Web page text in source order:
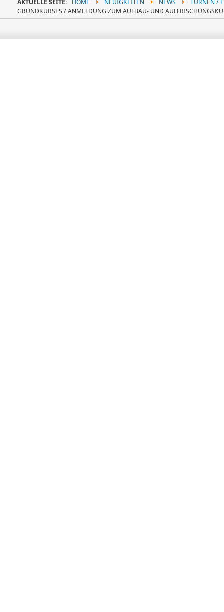
AKTUELLE SEITE: HOME NEUIGKEITEN NEWS
TURNEN /
GRUNDKURSES / ANMELDUNG ZUM AUFBAU- UND